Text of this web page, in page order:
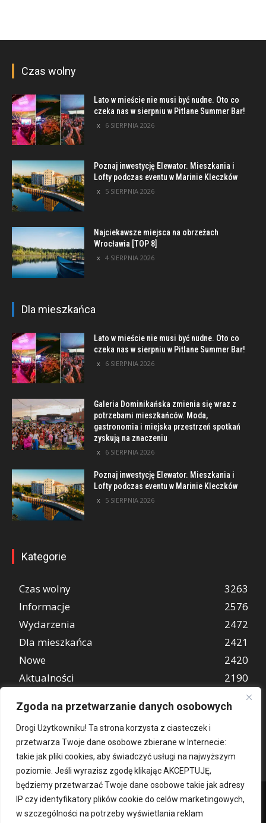
Zgoda na przetwarzanie danych osobowych
Drogi Użytkowniku! Ta strona korzysta z ciasteczek i
przetwarza Twoje dane osobowe zbierane w Internecie:
takie jak pliki cookies, aby świadczyć usługi na najwyższym
poziomie. Jeśli wyrazisz zgodę klikając AKCEPTUJĘ,
będziemy przetwarzać Twoje dane osobowe takie jak adresy
IP czy identyfikatory plików cookie do celów marketingowych,
w szczególności na potrzeby wyświetlania reklam
Czas wolny
Lato w mieście nie musi być nudne. Oto co
czeka nas w sierpniu w Pitlane Summer Bar!
6 SIERPNIA 2026
Poznaj inwestycję Elewator. Mieszkania i
Lofty podczas eventu w Marinie Kleczków
5 SIERPNIA 2026
Najciekawsze miejsca na obrzeżach
Wrocławia [TOP 8]
4 SIERPNIA 2026
Dla mieszkańca
Lato w mieście nie musi być nudne. Oto co
czeka nas w sierpniu w Pitlane Summer Bar!
6 SIERPNIA 2026
Galeria Dominikańska zmienia się wraz z
potrzebami mieszkańców. Moda,
gastronomia i miejska przestrzeń spotkań
zyskują na znaczeniu
6 SIERPNIA 2026
Poznaj inwestycję Elewator. Mieszkania i
Lofty podczas eventu w Marinie Kleczków
5 SIERPNIA 2026
Kategorie
Czas wolny
3263
Informacje
2576
Wydarzenia
2472
Dla mieszkańca
2421
Nowe
2420
Aktualności
2190
1997
REKLAMA
849
Atrakcje turystyczne